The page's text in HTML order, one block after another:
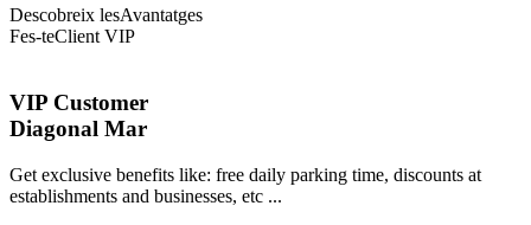
Descobreix lesAvantatges
Fes-teClient VIP
VIP Customer
Diagonal Mar
Get exclusive benefits like: free daily parking time, discounts at
establishments and businesses, etc ...